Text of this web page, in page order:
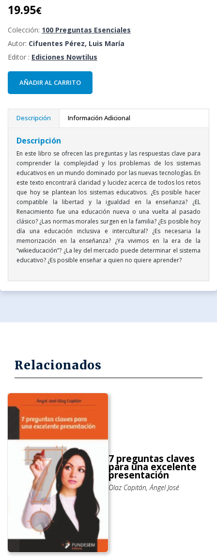
19.95€
Colección: 100 Preguntas Esenciales
Autor: Cifuentes Pérez, Luis María
Editor : Ediciones Nowtilus
AÑADIR AL CARRITO
Descripción Información Adicional
Descripción
En este libro se ofrecen las preguntas y las respuestas clave para
comprender la complejidad y los problemas de los sistemas
educativos en un mundo dominado por las nuevas tecnologías. En
este texto encontrará claridad y lucidez acerca de todos los retos
que hoy se plantean los sistemas educativos. ¿Es posible hacer
compatible la libertad y la igualdad en la enseñanza? ¿EL
Renacimiento fue una educación nueva o una vuelta al pasado
clásico? ¿Las normas morales surgen en la familia? ¿Es posible hoy
día una educación inclusiva e intercultural? ¿Es necesaria la
memorización en la enseñanza? ¿Ya vivimos en la era de la
“wikieducación”? ¿La ley del mercado puede determinar el sistema
educativo? ¿Es posible enseñar a quien no quiere aprender?
Relacionados
7 preguntas claves
para una excelente
presentación
Olaz Capitán, Ángel José